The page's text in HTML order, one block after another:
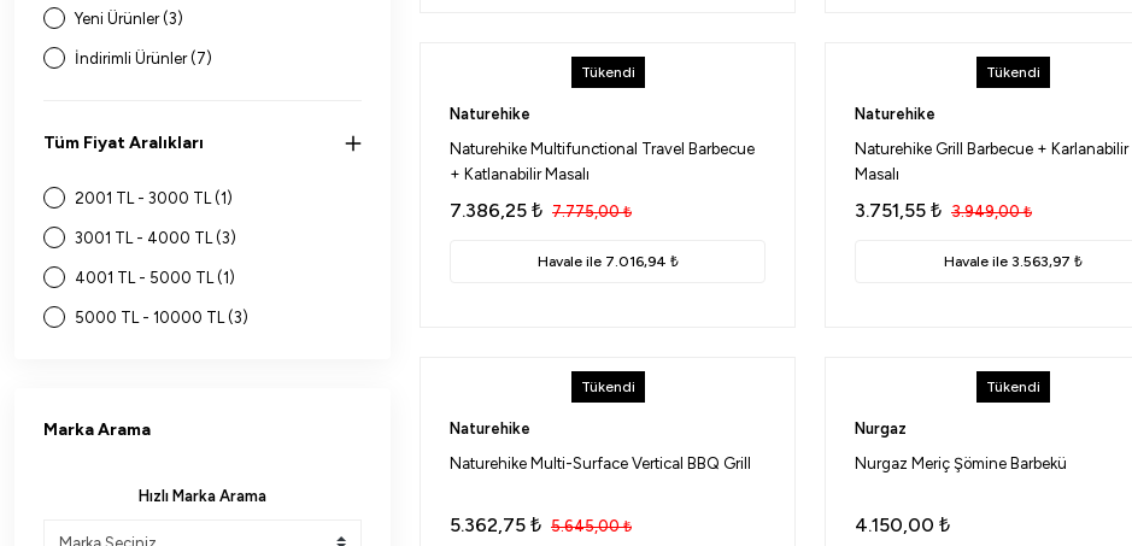
Yeni Ürünler (3)
İndirimli Ürünler (7)
Tüm Fiyat Aralıkları
2001 TL - 3000 TL (1)
3001 TL - 4000 TL (3)
4001 TL - 5000 TL (1)
5000 TL - 10000 TL (3)
Marka Arama
Hızlı Marka Arama
Tükendi
Naturehike
Naturehike Multifunctional Travel Barbecue
+ Katlanabilir Masalı
7.386,25 ₺ 7.775,00₺
Havale ile 7.016,94 ₺
Tükendi
Naturehike
Naturehike Grill Barbecue + Karlanabilir
Masalı
3.751,55 ₺ 3.949,00₺
Havale ile 3.563,97 ₺
Tükendi
Naturehike
Naturehike Multi-Surface Vertical BBQ Grill
5.362,75 ₺ 5.645,00₺
Tükendi
Nurgaz
Nurgaz Meriç Şömine Barbekü
4.150,00 ₺